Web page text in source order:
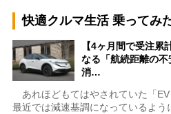
快適クルマ生活 乗ってみ
【4ヶ月間で受注累
なる「航続距離の
消…
あれほどもてはやされていた「EV
最近では減速基調になっているよう